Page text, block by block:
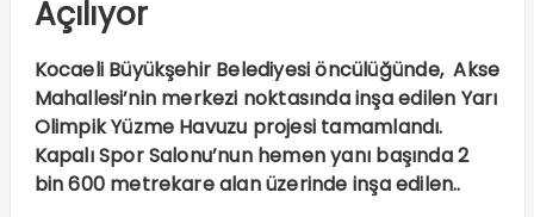
Açılıyor
Kocaeli Büyükşehir Belediyesi öncülüğünde, Akse
Mahallesi’nin merkezi noktasında inşa edilen Yarı
Olimpik Yüzme Havuzu projesi tamamlandı.
Kapalı Spor Salonu’nun hemen yanı başında 2
bin 600 metrekare alan üzerinde inşa edilen..